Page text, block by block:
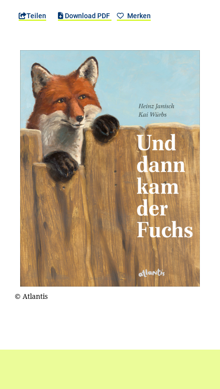
Teilen Download PDF Merken
© Atlantis